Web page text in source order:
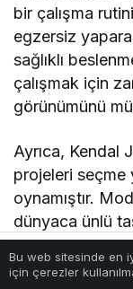
bir çalışma
egzersiz
sağlıklı
çalışmak için
görünümünü
Ayrıca, Kendal
projeleri seçme
oynamıştır.
dünyaca ünlü
fırsatları
göstermiştir. Bu
Bu web sitesinde en
için çerezler
Anasayfa